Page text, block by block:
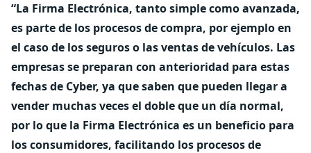
“La Firma Electrónica, tanto simple como avanzada,
es parte de los procesos de compra, por ejemplo en
el caso de los seguros o las ventas de vehículos. Las
empresas se preparan con anterioridad para estas
fechas de Cyber, ya que saben que pueden llegar a
vender muchas veces el doble que un día normal,
por lo que la Firma Electrónica es un beneficio para
los consumidores, facilitando los procesos de